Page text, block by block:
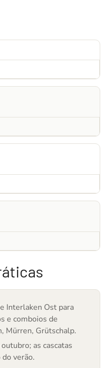
Interlaken Ost para
e comboios de
Mürren, Grütschalp.
as cascatas
verão.